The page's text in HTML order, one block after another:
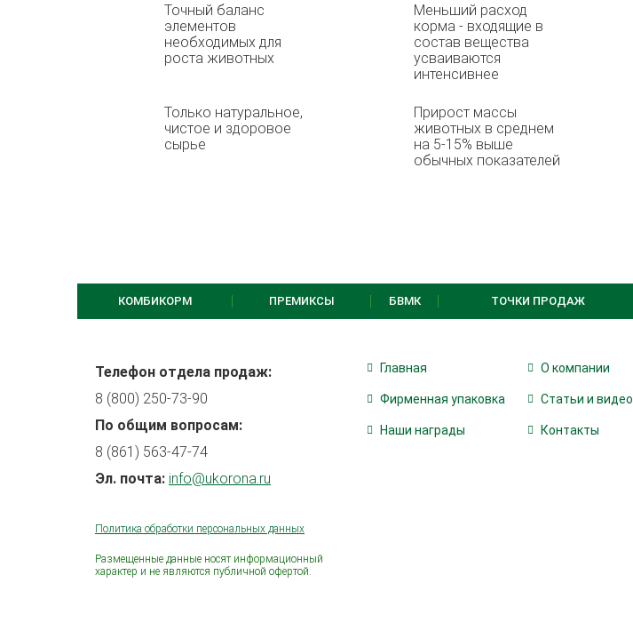
Точный баланс
элементов
необходимых для
роста животных
Меньший расход
корма - входящие в
состав вещества
усваиваются
интенсивнее
Только натуральное,
чистое и здоровое
сырье
Прирост массы
животных в среднем
на 5-15% выше
обычных показателей
КОМБИКОРМ ПРЕМИКСЫ БВМК ТОЧКИ ПРОДАЖ
Телефон отдела продаж:
8 (800) 250-73-90
По общим вопросам:
8 (861) 563-47-74
Эл. почта: info@ukorona.ru
Политика обработки персональных данных
Размещенные данные носят информационный
характер и не являются публичной офертой.
Главная О компании
Фирменная упаковка Статьи и видео
Наши награды Контакты